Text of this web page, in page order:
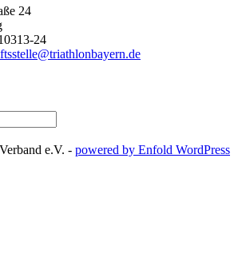
24
24
e.V. - powered by Enfold WordPress